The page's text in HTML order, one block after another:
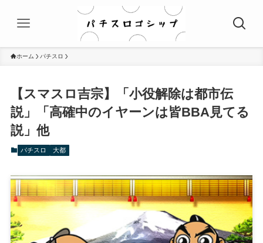
ホーム パチスロ
【スマスロ吉宗】「小役解除は都市伝
説」「高確中のイヤーンは皆BBA見てる
説」他
パチスロ 大都